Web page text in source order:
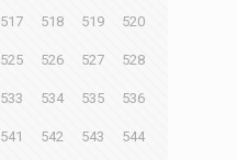
517 518 519 520
525 526 527 528
533 534 535 536
541 542 543 544